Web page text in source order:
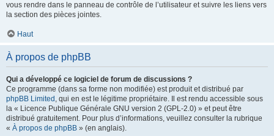
vous rendre dans le panneau de contrôle de l’utilisateur et suivre les liens vers
la section des pièces jointes.
Haut
À propos de phpBB
Qui a développé ce logiciel de forum de discussions ?
Ce programme (dans sa forme non modifiée) est produit et distribué par
phpBB Limited , qui en est le légitime propriétaire. Il est rendu accessible sous
la « Licence Publique Générale GNU version 2 (GPL-2.0) » et peut être
distribué gratuitement. Pour plus d’informations, veuillez consulter la rubrique
« À propos de phpBB » (en anglais).